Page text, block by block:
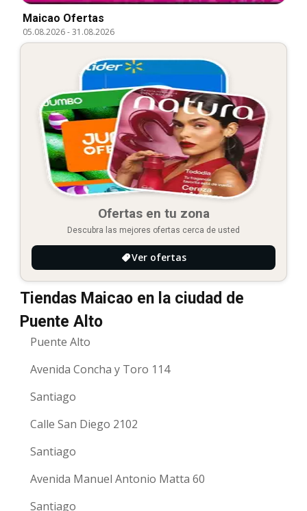
Maicao Ofertas
05.08.2026-31.08.2026
Ofertas en tu zona
Descubra las mejores ofertas cerca de usted
Ver ofertas
Tiendas Maicao en la ciudad de
Puente Alto
Puente Alto
Avenida Concha y Toro 114
Santiago
Calle San Diego 2102
Santiago
Avenida Manuel Antonio Matta 60
Santiago